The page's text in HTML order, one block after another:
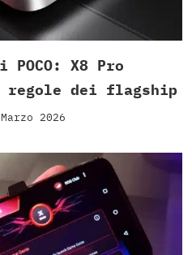
X8 Pro
dei flagship
2026